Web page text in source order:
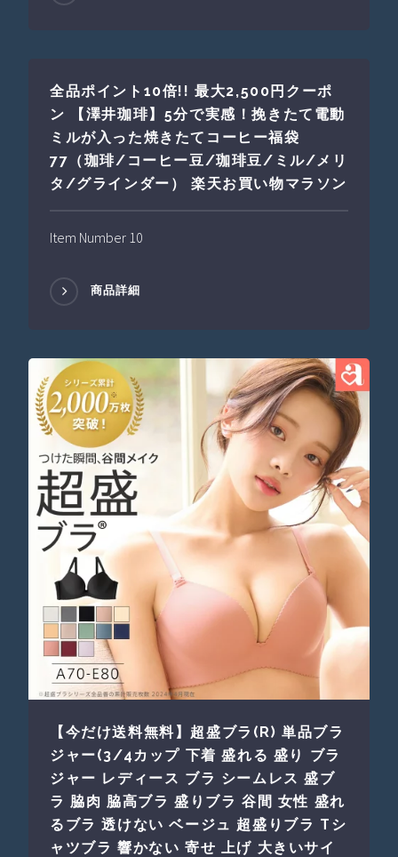
全品ポイント10倍!! 最大2,500円クーポ
ン 【澤井珈琲】5分で実感！挽きたて電動
ミルが入った焼きたてコーヒー福袋
77（珈琲/コーヒー豆/珈琲豆/ミル/メリ
タ/グラインダー） 楽天お買い物マラソン
Item Number 10
商品詳細
【今だけ送料無料】超盛ブラ(R) 単品ブラ
ジャー(3/4カップ 下着 盛れる 盛り ブラ
ジャー レディース ブラ シームレス 盛ブ
ラ 脇肉 脇高ブラ 盛りブラ 谷間 女性 盛れ
るブラ 透けない ベージュ 超盛りブラ Tシ
ャツブラ 響かない 寄せ 上げ 大きいサイ